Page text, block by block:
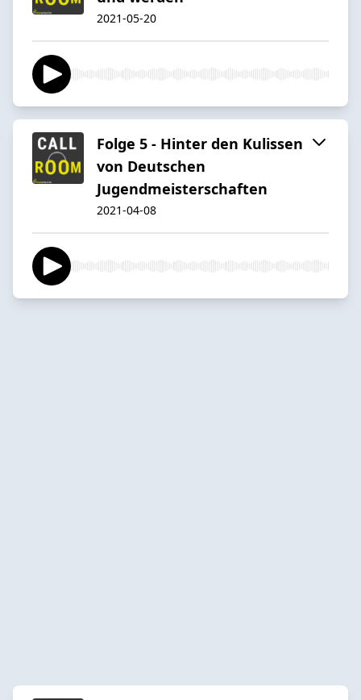
2021-05-20
Folge 5 - Hinter den Kulissen
von Deutschen
Jugendmeisterschaften
2021-04-08